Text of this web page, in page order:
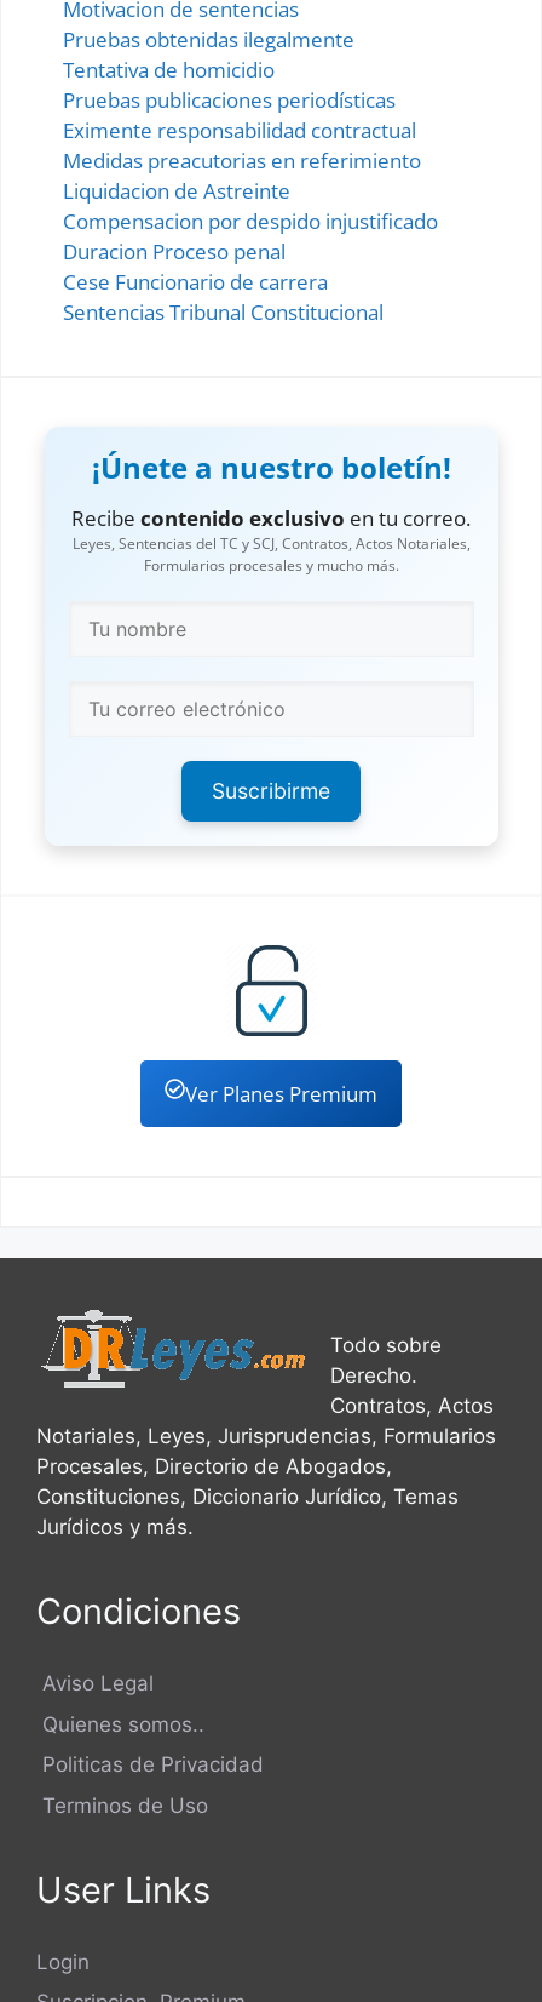
Motivacion de sentencias
Pruebas obtenidas ilegalmente
Tentativa de homicidio
Pruebas publicaciones periodísticas
Eximente responsabilidad contractual
Medidas preacutorias en referimiento
Liquidacion de Astreinte
Compensacion por despido injustificado
Duracion Proceso penal
Cese Funcionario de carrera
Sentencias Tribunal Constitucional
¡Únete a nuestro boletín!
Recibe contenido exclusivo en tu correo.
Leyes, Sentencias del TC y SCJ, Contratos, Actos Notariales,
Formularios procesales y mucho más.
Suscribirme
Ver Planes Premium
Todo sobre
Derecho.
Contratos, Actos
Notariales, Leyes, Jurisprudencias, Formularios
Procesales, Directorio de Abogados,
Constituciones, Diccionario Jurídico, Temas
Jurídicos y más.
Condiciones
Aviso Legal
Quienes somos..
Politicas de Privacidad
Terminos de Uso
User Links
Login